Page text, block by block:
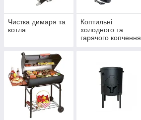
Чистка димаря та
котла
Коптильні
холодного та
гарячого копчення